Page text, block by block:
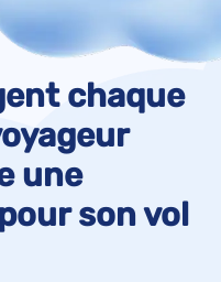
chaque
une
son vol